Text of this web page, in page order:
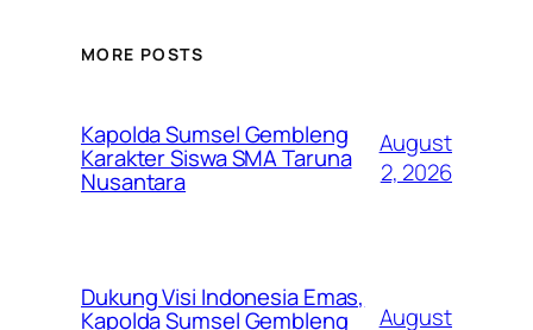
MORE POSTS
Kapolda Sumsel Gembleng
Karakter Siswa SMA Taruna
Nusantara
August
2, 2026
Dukung Visi Indonesia Emas,
Kapolda Sumsel Gembleng August